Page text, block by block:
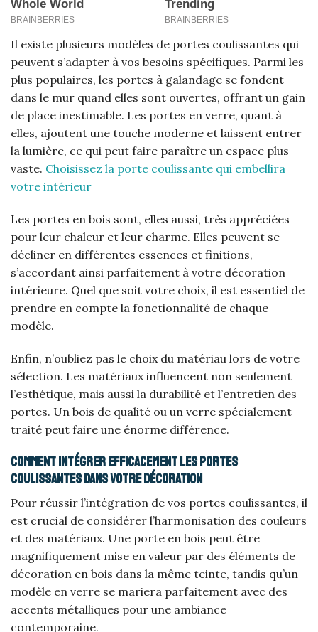
Il existe plusieurs modèles de portes coulissantes qui
peuvent s’adapter à vos besoins spécifiques. Parmi les
plus populaires, les portes à galandage se fondent
dans le mur quand elles sont ouvertes, offrant un gain
de place inestimable. Les portes en verre, quant à
elles, ajoutent une touche moderne et laissent entrer
la lumière, ce qui peut faire paraître un espace plus
vaste. Choisissez la porte coulissante qui embellira
votre intérieur
Les portes en bois sont, elles aussi, très appréciées
pour leur chaleur et leur charme. Elles peuvent se
décliner en différentes essences et finitions,
s’accordant ainsi parfaitement à votre décoration
intérieure. Quel que soit votre choix, il est essentiel de
prendre en compte la fonctionnalité de chaque
modèle.
Enfin, n’oubliez pas le choix du matériau lors de votre
sélection. Les matériaux influencent non seulement
l’esthétique, mais aussi la durabilité et l’entretien des
portes. Un bois de qualité ou un verre spécialement
traité peut faire une énorme différence.
Comment intégrer efficacement les portes
coulissantes dans votre décoration
Pour réussir l’intégration de vos portes coulissantes, il
est crucial de considérer l’harmonisation des couleurs
et des matériaux. Une porte en bois peut être
magnifiquement mise en valeur par des éléments de
décoration en bois dans la même teinte, tandis qu’un
modèle en verre se mariera parfaitement avec des
accents métalliques pour une ambiance
contemporaine.